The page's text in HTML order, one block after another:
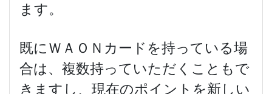
ます。
既にＷＡＯＮカードを持っている場
合は、複数持っていただくこともで
きますし、現在のポイントを新しい